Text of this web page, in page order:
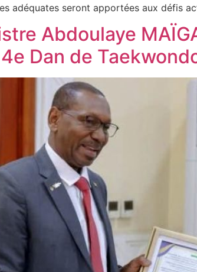
adéquates seront apportées aux défis
Abdoulaye
Dan de